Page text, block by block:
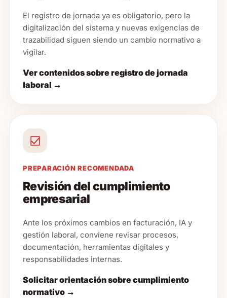
El registro de jornada ya es obligatorio, pero la
digitalización del sistema y nuevas exigencias de
trazabilidad siguen siendo un cambio normativo a
vigilar.
Ver contenidos sobre registro de jornada
laboral →
PREPARACIÓN RECOMENDADA
Revisión del cumplimiento
empresarial
Ante los próximos cambios en facturación, IA y
gestión laboral, conviene revisar procesos,
documentación, herramientas digitales y
responsabilidades internas.
Solicitar orientación sobre cumplimiento
normativo →